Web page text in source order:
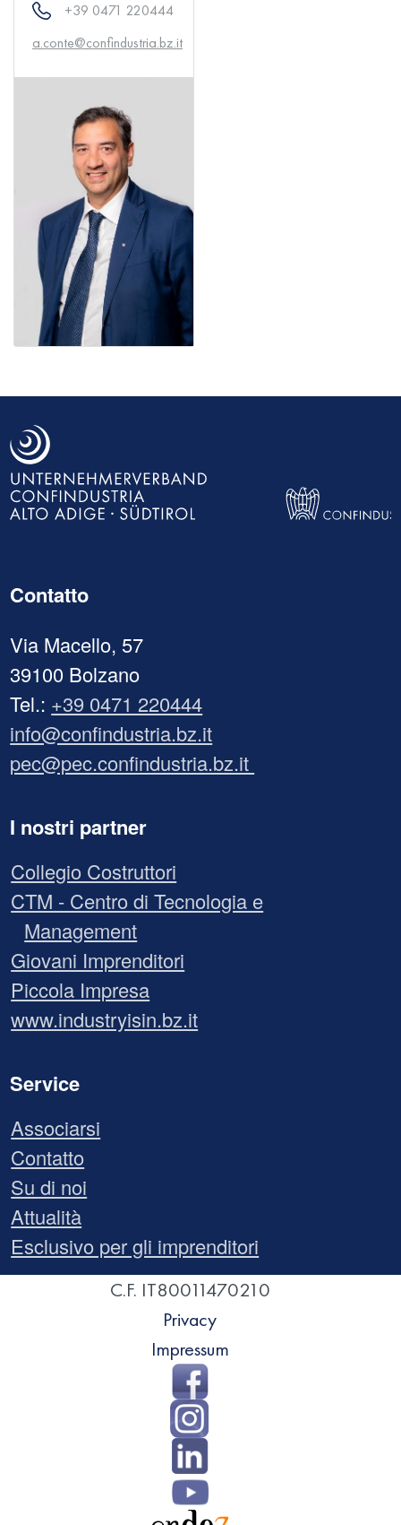
+39 0471 220444
a.conte@confindustria.bz.it
Contatto
Via Macello, 57
39100 Bolzano
Tel.: +39 0471 220444
info@confindustria.bz.it
pec@pec.confindustria.bz.it
I nostri partner
Collegio Costruttori
CTM - Centro di Tecnologia e
Management
Giovani Imprenditori
Piccola Impresa
www.industryisin.bz.it
Service
Associarsi
Contatto
Su di noi
Attualità
Esclusivo per gli imprenditori
C.F. IT80011470210
Privacy
Impressum